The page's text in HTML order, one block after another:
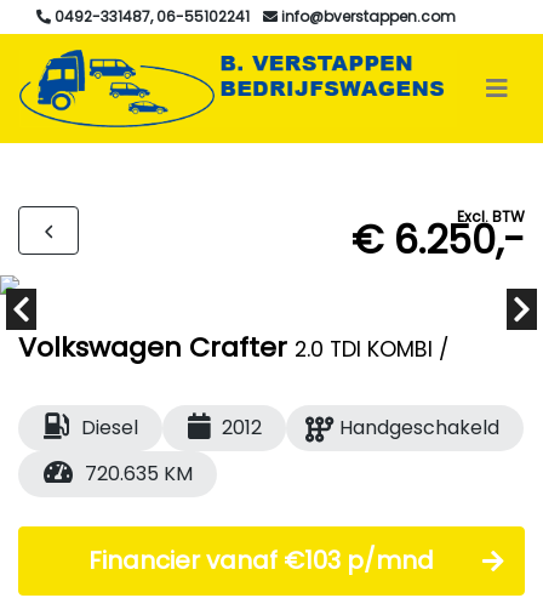
0492-331487, 06-55102241 info@bverstappen.com
Excl. BTW
€ 6.250,-
Volkswagen Crafter 2.0 TDI KOMBI /
Diesel 2012
Handgeschakeld
720.635 KM
Financier vanaf €103 p/mnd